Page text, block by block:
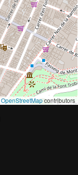
OpenStreetMapcontributors